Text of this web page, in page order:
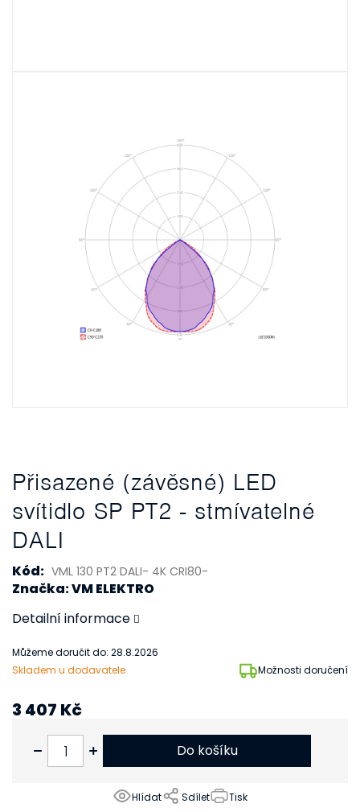
Přisazené (závěsné) LED
svítidlo SP PT2 - stmívatelné
DALI
Kód: VML 130 PT2 DALI- 4K CRI80-
Značka: VM ELEKTRO
Skladem u dodavatele Možnosti doručení
Můžeme doručit do: 28.8.2026
Detailní informace
Tisk
Hlídat Sdílet
3 407 Kč
Do košíku